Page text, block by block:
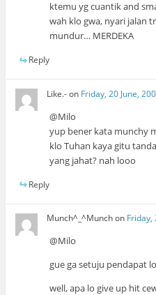
ktemu yg cuantik and
wah klo gwa, nyari jalan
mundur… MERDEKA
Reply
Like.-on Friday, 20 June,
@Milo
yup bener kata munchy
klo Tuhan kaya gitu
yang jahat? nah looo
Reply
Munch^_^Munchon Friday,
@Milo
gue ga setuju pendapat
well, apa lo give up hit